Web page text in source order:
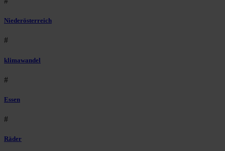
Niederösterreich
#
klimawandel
#
Essen
#
Räder